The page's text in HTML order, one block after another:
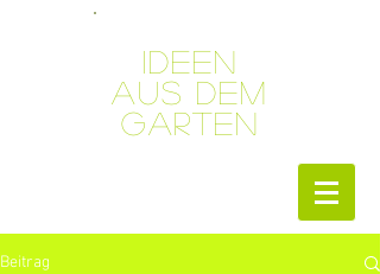
Ideen
aus dem
Garten
Beitrag